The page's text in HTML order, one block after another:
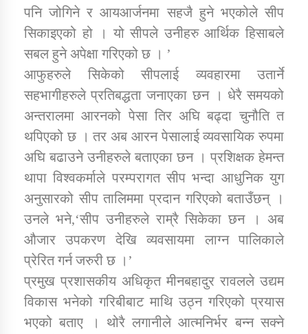
कर्णाली प्राविधि शिक्षालय जुम्लाको सुचना
तातोपानी गाउँपालिकाको न्यायिक समिति सम्बन्धी सन्देश
तातोपानी गाउँपालिका जुम्लाको महिला तथा लैङ्गिक हिंसा
सम्बन्धी सूचना सन्देश
तातोपानी गाउँपालिका जुम्लाको महिनावारी सम्बन्धिकाे
सन्देश
तातोपानी गाउँपालिका जुम्लाको बालविवाह सन्देश
पनि जोगिने र आयआर्जनमा सहजै हुने भएकोले सीप
सिकाइएको हो । यो सीपले उनीहरु आर्थिक हिसाबले
सबल हुने अपेक्षा गरिएको छ । ’
आफुहरुले सिकेको सीपलाई व्यवहारमा उतार्ने
सहभागीहरुले प्रतिबद्धता जनाएका छन । धेरै समयको
अन्तरालमा आरनको पेसा तिर अघि बढ्दा चुनौति त
थपिएको छ । तर अब आरन पेसालाई व्यवसायिक रुपमा
अघि बढाउने उनीहरुले बताएका छन । प्रशिक्षक हेमन्त
थापा विश्वकर्माले परम्परागत सीप भन्दा आधुनिक युग
अनुसारको सीप तालिममा प्रदान गरिएको बताउँछन् ।
उनले भने,‘सीप उनीहरुले राम्रै सिकेका छन । अब
औजार उपकरण देखि व्यवसायमा लाग्न पालिकाले
प्रेरित गर्न जरुरी छ ।’
प्रमुख प्रशासकीय अधिकृत मीनबहादुर रावलले उद्यम
विकास भनेको गरिबीबाट माथि उठ्न गरिएको प्रयास
भएको बताए । थोरै लगानीले आत्मनिर्भर बन्न सक्ने